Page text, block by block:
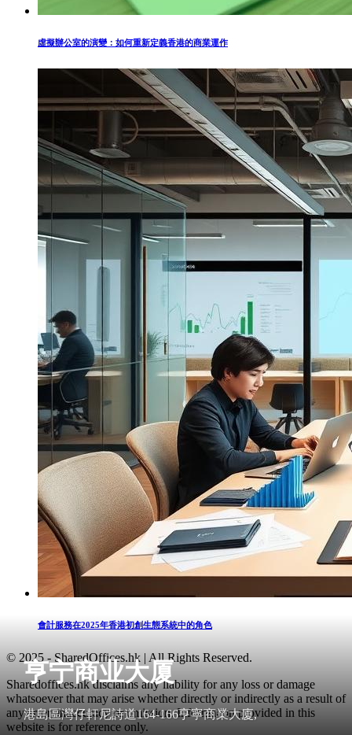
亨宁商业大厦
港島區灣仔軒尼詩道164-166亨寧商業大廈,
虛擬辦公室的演變：如何重新定義香港的商業運作
會計服務在2025年香港初創生態系統中的角色
© 2025 - SharedOffices.hk | All Rights Reserved.
Sharedoffices.hk disclaims any liability for any loss or damage
whatsoever that may arise whether directly or indirectly as a result of
any error, inaccuracy or omission. Information provided in this
website is for reference only.